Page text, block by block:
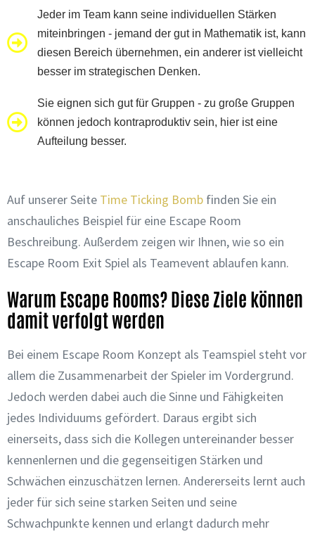
Jeder im Team kann seine individuellen Stärken
miteinbringen - jemand der gut in Mathematik ist, kann
diesen Bereich übernehmen, ein anderer ist vielleicht
besser im strategischen Denken.
Sie eignen sich gut für Gruppen - zu große Gruppen
können jedoch kontraproduktiv sein, hier ist eine
Aufteilung besser.
Auf unserer Seite Time Ticking Bomb finden Sie ein
anschauliches Beispiel für eine Escape Room
Beschreibung. Außerdem zeigen wir Ihnen, wie so ein
Escape Room Exit Spiel als Teamevent ablaufen kann.
Warum Escape Rooms? Diese Ziele können
damit verfolgt werden
Bei einem Escape Room Konzept als Teamspiel steht vor
allem die Zusammenarbeit der Spieler im Vordergrund.
Jedoch werden dabei auch die Sinne und Fähigkeiten
jedes Individuums gefördert. Daraus ergibt sich
einerseits, dass sich die Kollegen untereinander besser
kennenlernen und die gegenseitigen Stärken und
Schwächen einzuschätzen lernen. Andererseits lernt auch
jeder für sich seine starken Seiten und seine
Schwachpunkte kennen und erlangt dadurch mehr